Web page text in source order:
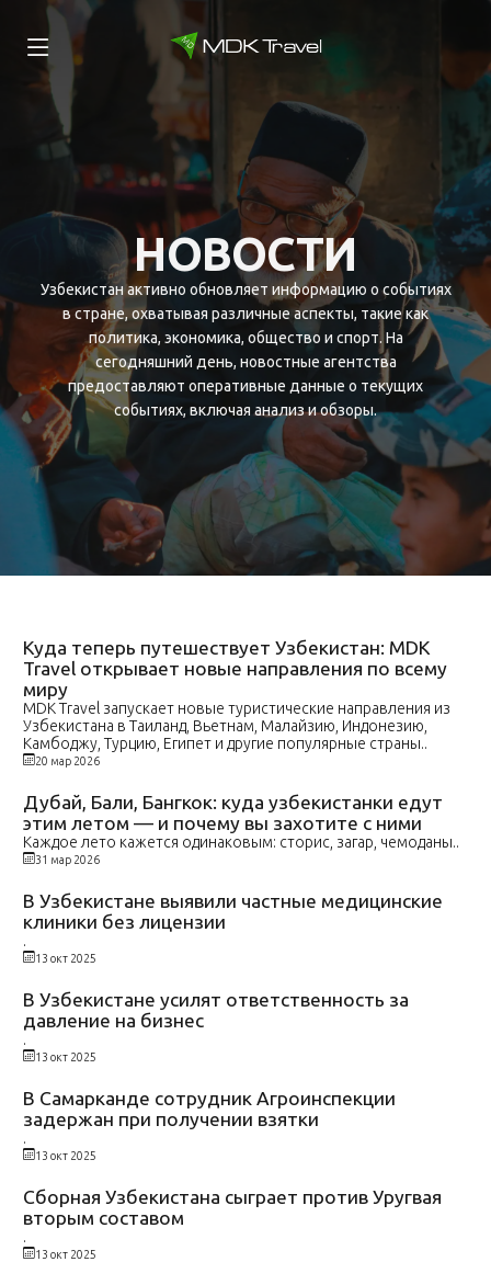
НОВОСТИ
Узбекистан активно обновляет информацию о событиях
в стране, охватывая различные аспекты, такие как
политика, экономика, общество и спорт. На
сегодняшний день, новостные агентства
предоставляют оперативные данные о текущих
событиях, включая анализ и обзоры.
Куда теперь путешествует Узбекистан: MDK
Travel открывает новые направления по всему
миру
MDK Travel запускает новые туристические направления из
Узбекистана в Таиланд, Вьетнам, Малайзию, Индонезию,
Камбоджу, Турцию, Египет и другие популярные страны..
20 мар 2026
Дубай, Бали, Бангкок: куда узбекистанки едут
этим летом — и почему вы захотите с ними
Каждое лето кажется одинаковым: сторис, загар, чемоданы..
31 мар 2026
В Узбекистане выявили частные медицинские
клиники без лицензии
.
13 окт 2025
В Узбекистане усилят ответственность за
давление на бизнес
.
13 окт 2025
В Самарканде сотрудник Агроинспекции
задержан при получении взятки
.
13 окт 2025
Сборная Узбекистана сыграет против Уругвая
вторым составом
.
13 окт 2025